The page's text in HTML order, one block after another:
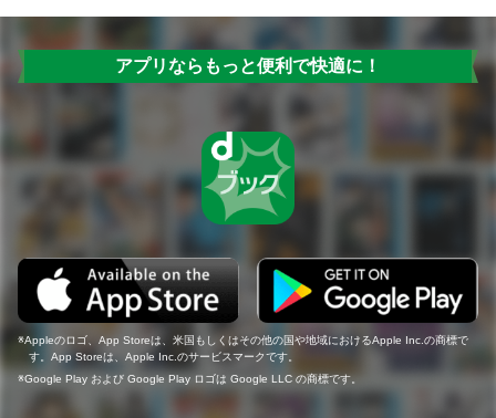
アプリならもっと便利で快適に！
Appleのロゴ、App Storeは、米国もしくはその他の国や地域におけるApple Inc.の商標で
す。App Storeは、Apple Inc.のサービスマークです。
Google Play および Google Play ロゴは Google LLC の商標です。